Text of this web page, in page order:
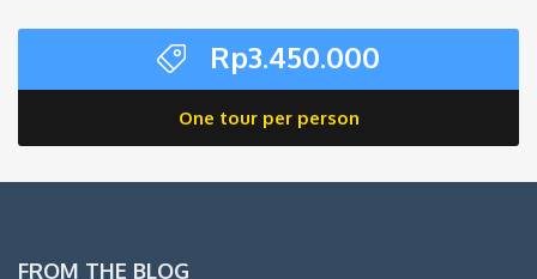
Rp3.450.000
One tour per person
FROM THE BLOG